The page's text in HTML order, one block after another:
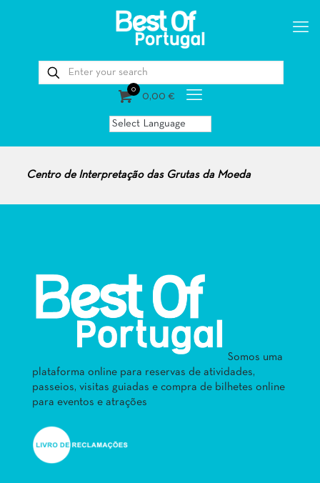
0
0,00 €
Centro de Interpretação das Grutas da Moeda
Somos uma
plataforma online para reservas de atividades,
passeios, visitas guiadas e compra de bilhetes online
para eventos e atrações